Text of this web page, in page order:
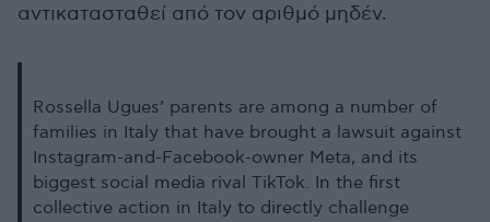
αντικατασταθεί από τον αριθμό μηδέν.
Rossella Ugues’ parents are among a number of
families in Italy that have brought a lawsuit against
Instagram-and-Facebook-owner Meta, and its
biggest social media rival TikTok. In the first
collective action in Italy to directly challenge